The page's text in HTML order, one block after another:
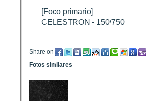
[Foco primario]
CELESTRON - 150/750
Share on
Fotos similares